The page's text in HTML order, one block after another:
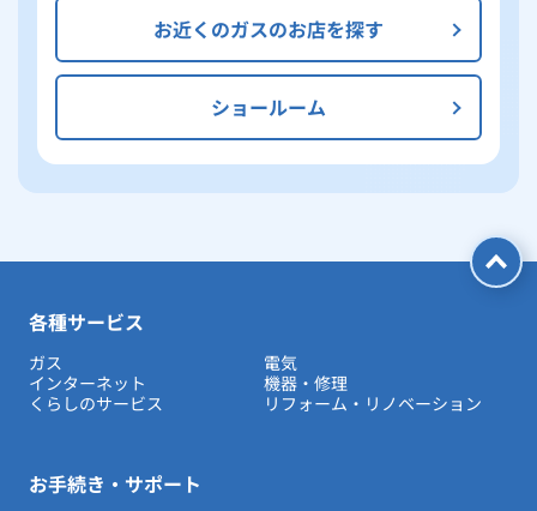
お近くのガスのお店を探す
ショールーム
各種サービス
ガス
電気
インターネット
機器・修理
くらしのサービス
リフォーム・リノベーション
お手続き・サポート